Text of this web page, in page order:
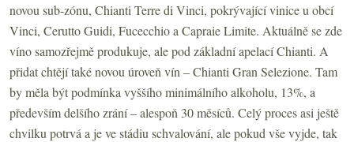
novou sub-zónu, Chianti Terre di Vinci, pokrývající vinice u obcí
Vinci, Cerutto Guidi, Fucecchio a Capraie Limite. Aktuálně se zde
víno samozřejmě produkuje, ale pod základní apelací Chianti. A
přidat chtějí také novou úroveň vín – Chianti Gran Selezione. Tam
by měla být podmínka vyššího minimálního alkoholu, 13%, a
především delšího zrání – alespoň 30 měsíců. Celý proces asi ještě
chvilku potrvá a je ve stádiu schvalování, ale pokud vše vyjde, tak